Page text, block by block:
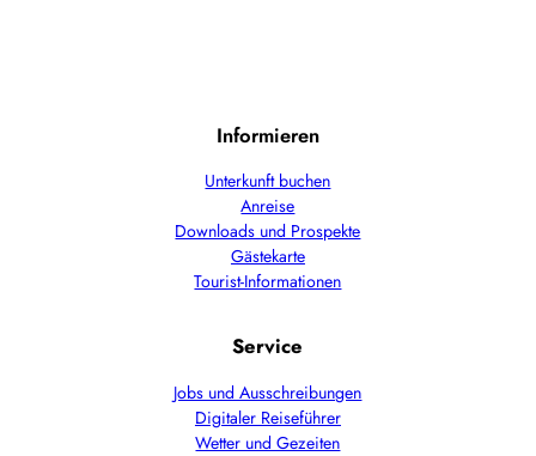
Informieren
Unterkunft buchen
Anreise
Downloads und Prospekte
Gästekarte
Tourist-Informationen
Service
Jobs und Ausschreibungen
Digitaler Reiseführer
Wetter und Gezeiten